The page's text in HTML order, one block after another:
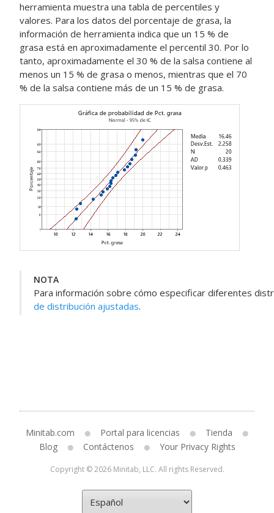
herramienta muestra una tabla de percentiles y
valores. Para los datos del porcentaje de grasa, la
información de herramienta indica que un 15 % de
grasa está en aproximadamente el percentil 30. Por lo
tanto, aproximadamente el 30 % de la salsa contiene al
menos un 15 % de grasa o menos, mientras que el 70
% de la salsa contiene más de un 15 % de grasa.
NOTA
Para información sobre cómo especificar diferentes
de distribución ajustadas.
Minitab.com Portal para licencias
Tienda
Blog
Contáctenos Your Privacy Rights
Copyright © 2026 Minitab, LLC. All rights Reserved.